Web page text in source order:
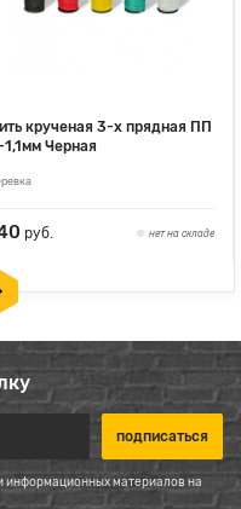
крученая 3-х прядная ПП
1,1мм Черная
руб. нет на складе
информационных материалов на